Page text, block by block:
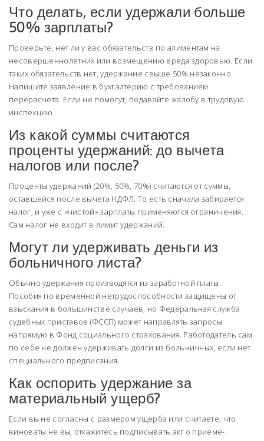
Что делать, если удержали больше
50% зарплаты?
Проверьте, нет ли у вас обязательств по алиментам на
несовершеннолетних или возмещению вреда здоровью. Если
таких обязательств нет, удержание свыше 50% незаконно.
Напишите заявление в бухгалтерию с требованием
перерасчета. Если не помогут, подавайте жалобу в трудовую
инспекцию.
Из какой суммы считаются
проценты удержаний: до вычета
налогов или после?
Проценты удержаний (20%, 50%, 70%) считаются от суммы,
оставшейся после вычета НДФЛ. То есть сначала забирается
налог, и уже с «чистой» зарплаты применяются ограничения.
Сам налог не входит в лимит удержаний.
Могут ли удерживать деньги из
больничного листа?
Обычно удержания производятся из заработной платы.
Пособия по временной нетрудоспособности защищены от
взыскания в большинстве случаев, но Федеральная служба
судебных приставов (ФССП) может направлять запросы
напрямую в Фонд социального страхования. Работодатель сам
по себе не должен удерживать долги из больничных, если нет
специального предписания.
Как оспорить удержание за
материальный ущерб?
Если вы не согласны с размером ущерба или считаете, что
виноваты не вы, откажитесь подписывать акт о приеме-